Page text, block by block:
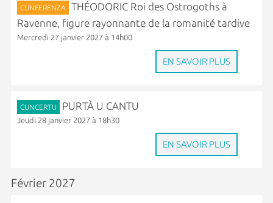
CUNFERENZA
THÉODORIC Roi des Ostrogoths à
Ravenne, figure rayonnante de la romanité tardive
Mercredi 27 janvier 2027 à 14h00
EN SAVOIR PLUS
CUNCERTU PURTÀ U CANTU
Jeudi 28 janvier 2027 à 18h30
EN SAVOIR PLUS
Février 2027